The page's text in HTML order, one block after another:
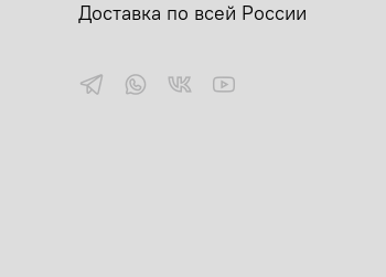
Доставка по всей России